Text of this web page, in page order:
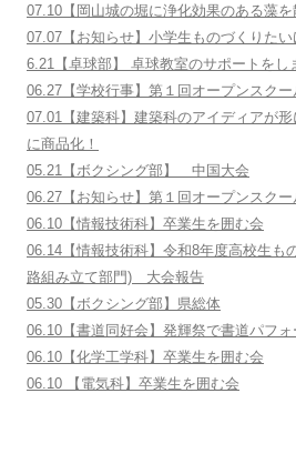
07.10【岡山城の堀に浄化効果のある藻を
07.07【お知らせ】小学生ものづくりたい
6.21【卓球部】 卓球教室のサポートをし
06.27【学校行事】第１回オープンスク
07.01【建築科】建築科のアイディアが
に商品化！
05.21【ボクシング部】 中国大会
06.27【お知らせ】第１回オープンスク
06.10【情報技術科】卒業生を囲む会
06.14【情報技術科】令和8年度高校生も
路組み立て部門) 大会報告
05.30【ボクシング部】県総体
06.10【書道同好会】発輝祭で書道パフォ
06.10【化学工学科】卒業生を囲む会
06.10 【電気科】卒業生を囲む会